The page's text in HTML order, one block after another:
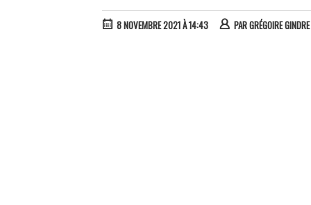
8 NOVEMBRE 2021 À 14:43 PARGRÉGOIRE GINDRE